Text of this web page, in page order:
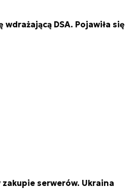
wdrażającą DSA. Pojawiła się
serwerów. Ukraina